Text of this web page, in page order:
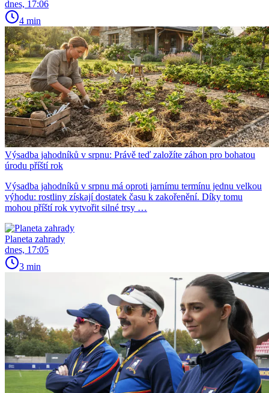
dnes, 17:06
4 min
Výsadba jahodníků v srpnu: Právě teď založíte záhon pro bohatou
úrodu příští rok
Výsadba jahodníků v srpnu má oproti jarnímu termínu jednu velkou
výhodu: rostliny získají dostatek času k zakořenění. Díky tomu
mohou příští rok vytvořit silné trsy …
Planeta zahrady
dnes, 17:05
3 min